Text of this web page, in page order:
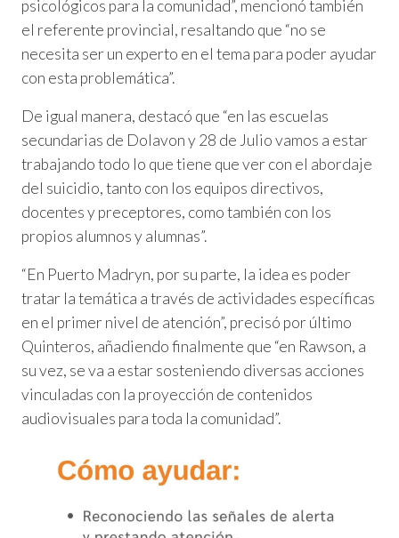
psicológicos para la comunidad”, mencionó también
el referente provincial, resaltando que “no se
necesita ser un experto en el tema para poder ayudar
con esta problemática”.
De igual manera, destacó que “en las escuelas
secundarias de Dolavon y 28 de Julio vamos a estar
trabajando todo lo que tiene que ver con el abordaje
del suicidio, tanto con los equipos directivos,
docentes y preceptores, como también con los
propios alumnos y alumnas”.
“En Puerto Madryn, por su parte, la idea es poder
tratar la temática a través de actividades específicas
en el primer nivel de atención”, precisó por último
Quinteros, añadiendo finalmente que “en Rawson, a
su vez, se va a estar sosteniendo diversas acciones
vinculadas con la proyección de contenidos
audiovisuales para toda la comunidad”.